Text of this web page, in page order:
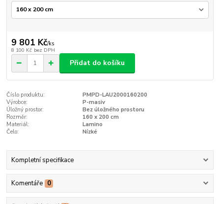
9 801 Kč/ks
8 100 Kč bez DPH
Přidat do košíku
Číslo produktu:
PMPD-LAU2000160200
Výrobce:
P-masiv
Úložný prostor:
Bez úložného prostoru
Rozměr:
160 x 200 cm
Materiál:
Lamino
Čelo:
Nízké
Kompletní specifikace
Komentáře 0